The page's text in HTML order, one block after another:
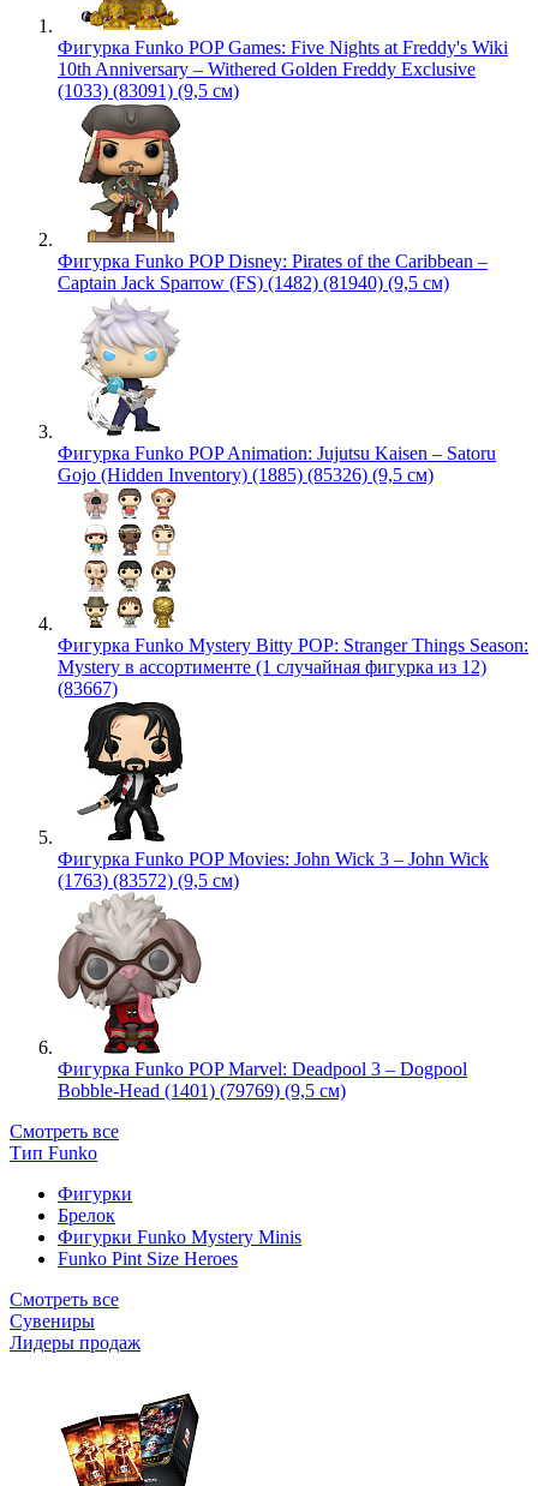
Фигурка Funko POP Games: Five Nights at Freddy's Wiki
10th Anniversary – Withered Golden Freddy Exclusive
(1033) (83091) (9,5 см)
Фигурка Funko POP Disney: Pirates of the Caribbean –
Captain Jack Sparrow (FS) (1482) (81940) (9,5 см)
Фигурка Funko POP Animation: Jujutsu Kaisen – Satoru
Gojo (Hidden Inventory) (1885) (85326) (9,5 см)
Фигурка Funko Mystery Bitty POP: Stranger Things Season:
Mystery в ассортименте (1 случайная фигурка из 12)
(83667)
Фигурка Funko POP Movies: John Wick 3 – John Wick
(1763) (83572) (9,5 см)
Фигурка Funko POP Marvel: Deadpool 3 – Dogpool
Bobble-Head (1401) (79769) (9,5 см)
Смотреть все
Тип Funko
Фигурки
Брелок
Фигурки Funko Mystery Minis
Funko Pint Size Heroes
Смотреть все
Сувениры
Лидеры продаж